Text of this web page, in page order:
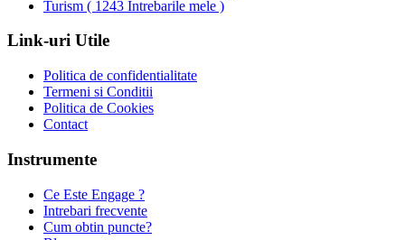
Turism ( 1243 Intrebarile mele )
Link-uri Utile
Politica de confidentialitate
Termeni si Conditii
Politica de Cookies
Contact
Instrumente
Ce Este Engage ?
Intrebari frecvente
Cum obtin puncte?